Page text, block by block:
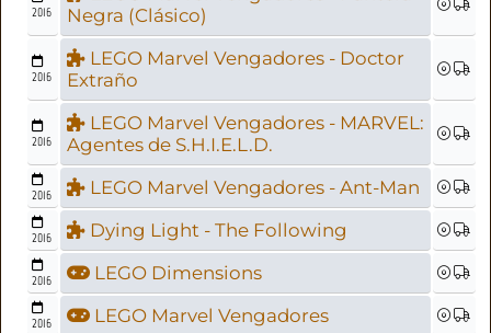
2016
Negra (Clásico)
2016
LEGO Marvel Vengadores - Doctor
Extraño
2016
LEGO Marvel Vengadores - MARVEL:
Agentes de S.H.I.E.L.D.
2016 LEGO Marvel Vengadores - Ant-Man
2016 Dying Light - The Following
2016 LEGO Dimensions
2016 LEGO Marvel Vengadores